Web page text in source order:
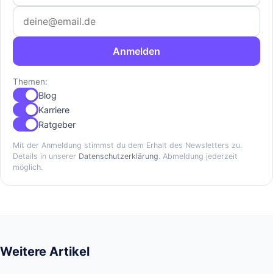
Anmelden
Themen:
Blog
Karriere
Ratgeber
Mit der Anmeldung stimmst du dem Erhalt des Newsletters zu.
Details in unserer Datenschutzerklärung. Abmeldung jederzeit
möglich.
Weitere Artikel